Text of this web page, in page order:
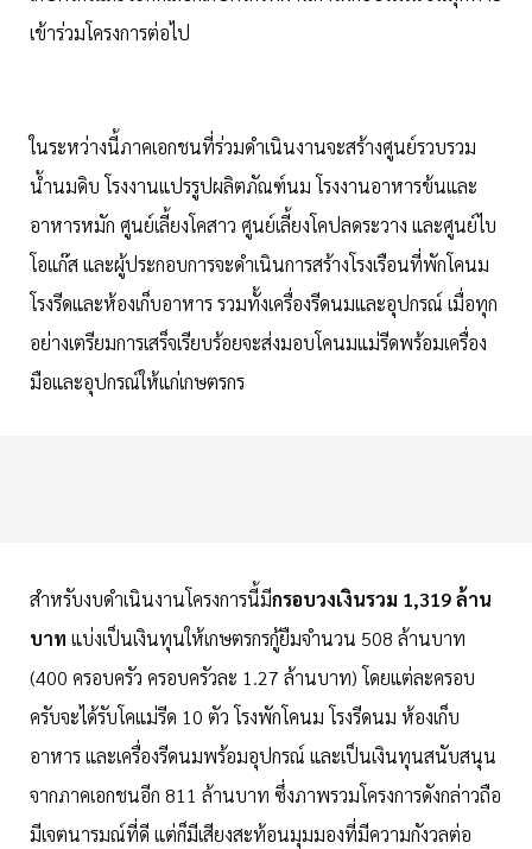
เข้าร่วมโครงการต่อไป
ในระหว่างนี้ภาคเอกชนที่ร่วมดำเนินงานจะสร้างศูนย์รวบรวม
น้ำนมดิบ โรงงานแปรรูปผลิตภัณฑ์นม โรงงานอาหารข้นและ
อาหารหมัก ศูนย์เลี้ยงโคสาว ศูนย์เลี้ยงโคปลดระวาง และศูนย์ไบ
โอแก๊ส และผู้ประกอบการจะดำเนินการสร้างโรงเรือนที่พักโคนม
โรงรีดและห้องเก็บอาหาร รวมทั้งเครื่องรีดนมและอุปกรณ์ เมื่อทุก
อย่างเตรียมการเสร็จเรียบร้อยจะส่งมอบโคนมแม่รีดพร้อมเครื่อง
มือและอุปกรณ์ให้แก่เกษตรกร
สำหรับงบดำเนินงานโครงการนี้มีกรอบวงเงินรวม 1,319 ล้าน
บาท แบ่งเป็นเงินทุนให้เกษตรกรกู้ยืมจำนวน 508 ล้านบาท
(400 ครอบครัว ครอบครัวละ 1.27 ล้านบาท) โดยแต่ละครอบ
ครับจะได้รับโคแม่รีด 10 ตัว โรงพักโคนม โรงรีดนม ห้องเก็บ
อาหาร และเครื่องรีดนมพร้อมอุปกรณ์ และเป็นเงินทุนสนับสนุน
จากภาคเอกชนอีก 811 ล้านบาท ซึ่งภาพรวมโครงการดังกล่าวถือ
มีเจตนารมณ์ที่ดี แต่ก็มีเสียงสะท้อนมุมมองที่มีความกังวลต่อ